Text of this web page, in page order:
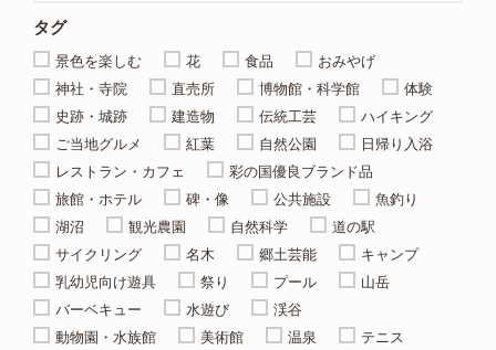
タグ
景色を楽しむ 花 食品
おみやげ
神社・寺院
直売所 博物館・科学館
体験
史跡・城跡
建造物 伝統工芸
ハイキング
ご当地グルメ
紅葉 自然公園
日帰り入浴
レストラン・カフェ
彩の国優良ブランド品
旅館・ホテル
碑・像 公共施設
魚釣り
湖沼
観光農園 自然科学
道の駅
サイクリング
名木 郷土芸能
キャンプ
乳幼児向け遊具
祭り プール
山岳
バーベキュー
水遊び
渓谷
動物園・水族館
美術館 温泉
テニス